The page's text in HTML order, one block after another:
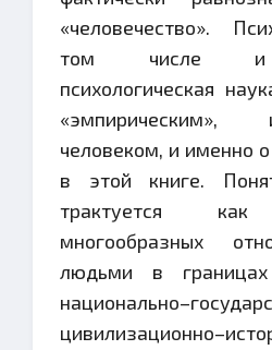
«человечество».
том числе и
психологическая
«эмпирическим»,
человеком, и именно
в этой книге.
трактуется как
многообразных
людьми в границах